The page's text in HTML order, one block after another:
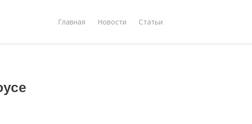
Главная Новости Статьи